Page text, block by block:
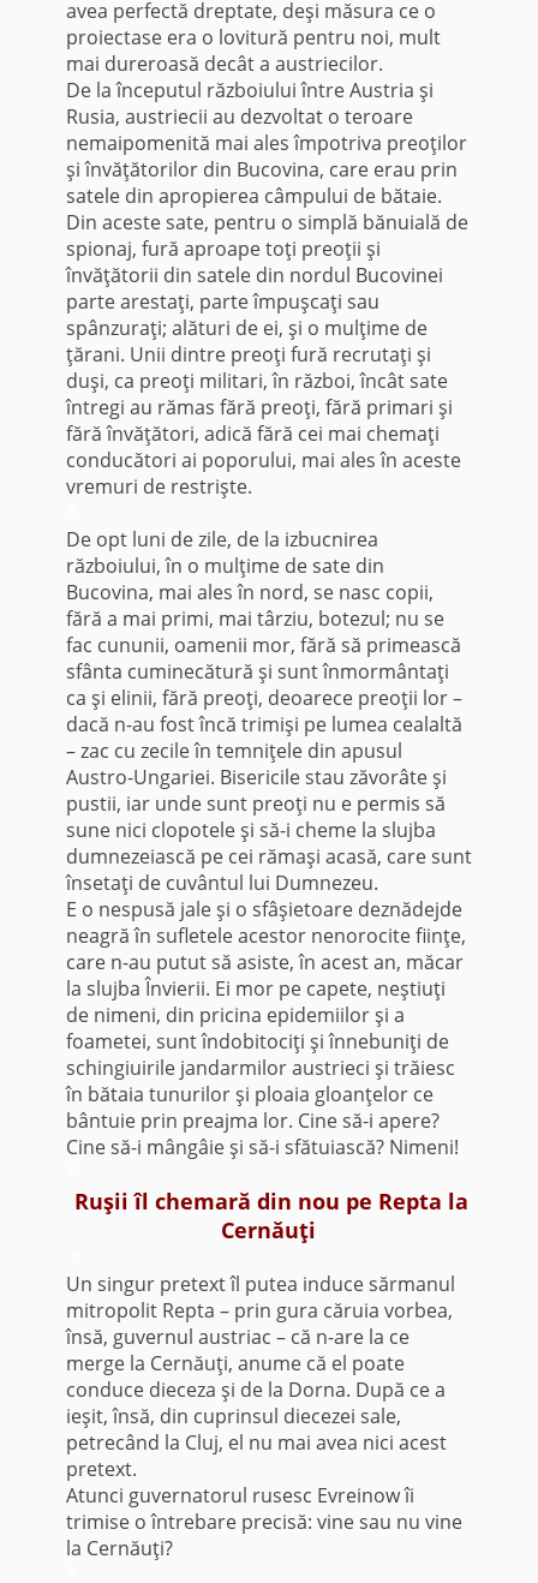
avea perfectă dreptate, deşi măsura ce o
proiectase era o lovitură pentru noi, mult
mai dureroasă decât a austriecilor.
De la începutul războiului între Austria şi
Rusia, austriecii au dezvoltat o teroare
nemaipomenită mai ales împotriva preoţilor
şi învăţătorilor din Bucovina, care erau prin
satele din apropierea câmpului de bătaie.
Din aceste sate, pentru o simplă bănuială de
spionaj, fură aproape toţi preoţii şi
învăţătorii din satele din nordul Bucovinei
parte arestaţi, parte împuşcaţi sau
spânzuraţi; alături de ei, şi o mulţime de
ţărani. Unii dintre preoţi fură recrutaţi şi
duşi, ca preoţi militari, în război, încât sate
întregi au rămas fără preoţi, fără primari şi
fără învăţători, adică fără cei mai chemaţi
conducători ai poporului, mai ales în aceste
vremuri de restrişte.
De opt luni de zile, de la izbucnirea
războiului, în o mulţime de sate din
Bucovina, mai ales în nord, se nasc copii,
fără a mai primi, mai târziu, botezul; nu se
fac cununii, oamenii mor, fără să primească
sfânta cuminecătură şi sunt înmormântaţi
ca şi elinii, fără preoţi, deoarece preoţii lor –
dacă n-au fost încă trimişi pe lumea cealaltă
– zac cu zecile în temniţele din apusul
Austro-Ungariei. Bisericile stau zăvorâte şi
pustii, iar unde sunt preoţi nu e permis să
sune nici clopotele şi să-i cheme la slujba
dumnezeiască pe cei rămaşi acasă, care sunt
însetaţi de cuvântul lui Dumnezeu.
E o nespusă jale şi o sfâşietoare deznădejde
neagră în sufletele acestor nenorocite fiinţe,
care n-au putut să asiste, în acest an, măcar
la slujba Învierii. Ei mor pe capete, neştiuţi
de nimeni, din pricina epidemiilor şi a
foametei, sunt îndobitociţi şi înnebuniţi de
schingiuirile jandarmilor austrieci şi trăiesc
în bătaia tunurilor şi ploaia gloanţelor ce
bântuie prin preajma lor. Cine să-i apere?
Cine să-i mângâie şi să-i sfătuiască? Nimeni!
Ruşii îl chemară din nou pe Repta la
Cernăuţi
Un singur pretext îl putea induce sărmanul
mitropolit Repta – prin gura căruia vorbea,
însă, guvernul austriac – că n-are la ce
merge la Cernăuţi, anume că el poate
conduce dieceza şi de la Dorna. După ce a
ieşit, însă, din cuprinsul diecezei sale,
petrecând la Cluj, el nu mai avea nici acest
pretext.
Atunci guvernatorul rusesc Evreinow îi
trimise o întrebare precisă: vine sau nu vine
la Cernăuţi?